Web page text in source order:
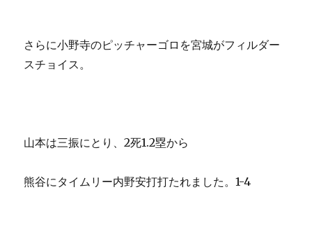
さらに小野寺のピッチャーゴロを宮城がフィルダー
スチョイス。
山本は三振にとり、2死1.2塁から
熊谷にタイムリー内野安打打たれました。1-4